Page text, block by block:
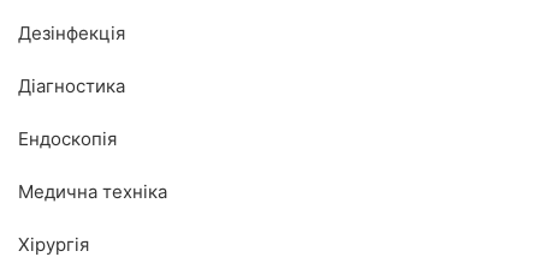
Дезінфекція
Діагностика
Ендоскопія
Медична техніка
Хірургія